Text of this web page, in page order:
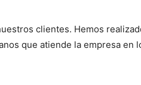
clientes. Hemos
que atiende la empresa en